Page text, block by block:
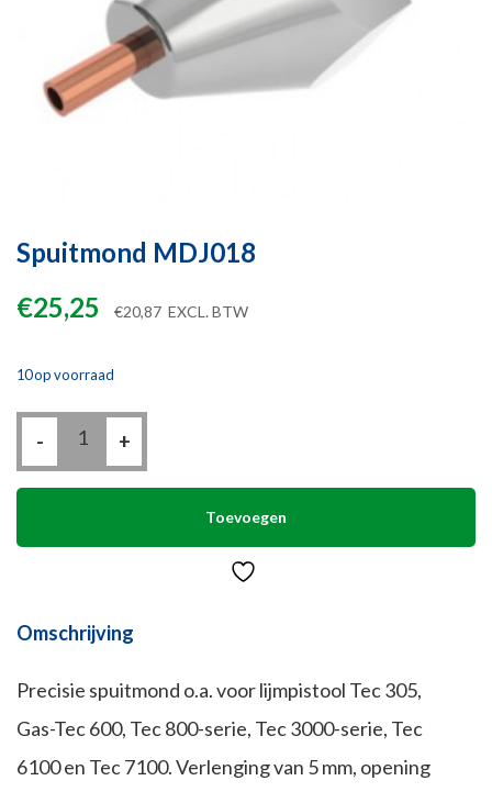
Spuitmond MDJ018
€25,25 €20,87 EXCL. BTW
10 op voorraad
-
MDJ018
+
Toevoegen
Omschrijving
Precisie spuitmond o.a. voor lijmpistool Tec 305,
Gas-Tec 600, Tec 800-serie, Tec 3000-serie, Tec
6100 en Tec 7100. Verlenging van 5 mm, opening